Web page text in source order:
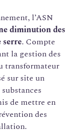
l’ASN
diminution des
serre. Compte
la gestion des
transformateur
sur site un
de mettre en
des